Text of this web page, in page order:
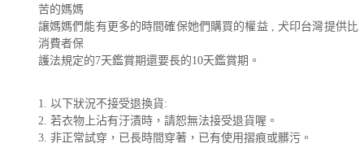
苦的媽媽
讓媽媽們能有更多的時間確保她們購買的權益 , 犬印台灣提供比
消費者保
護法規定的7天鑑賞期還要長的10天鑑賞期。
1. 以下狀況不接受退換貨:
2. 若衣物上沾有汙漬時，請恕無法接受退貨喔。
3. 非正常試穿，已長時間穿著，已有使用摺痕或髒污。